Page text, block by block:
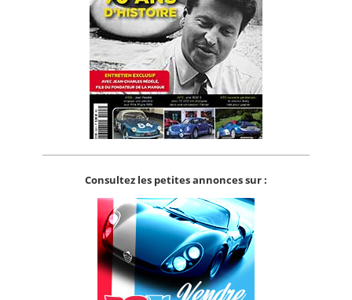
Consultez les petites annonces sur :